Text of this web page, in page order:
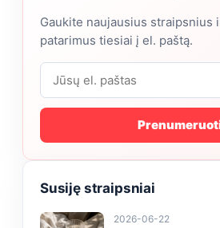
Gaukite naujausius straipsnius
patarimus tiesiai į el. paštą.
Susiję straipsniai
2026-06-22